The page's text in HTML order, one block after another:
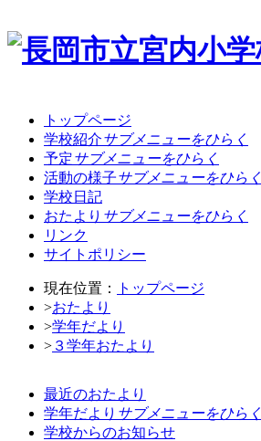
トップページ
学校紹介サブメニューをひらく
予定サブメニューをひらく
活動の様子サブメニューをひらく
学校日記
おたより サブメニューをひらく
リンク
サイトポリシー
現在位置：
トップページ
>おたより
>学年だより
> ３学年おたより
最近のおたより
学年だより サブメニューをひらく
学校からのお知らせ